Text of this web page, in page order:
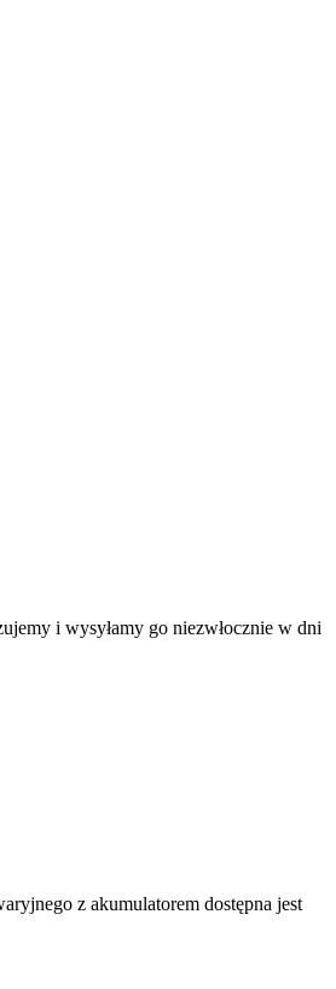
i wysyłamy go niezwłocznie w dni
z akumulatorem dostępna jest